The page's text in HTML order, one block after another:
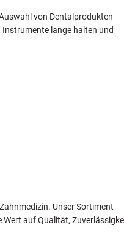
von Dentalprodukten
lange halten und
Unser Sortiment
auf Qualität,